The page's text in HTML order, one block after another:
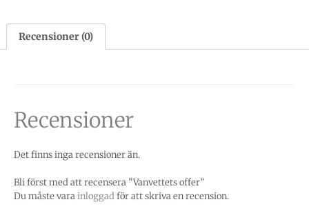
Recensioner (0)
Recensioner
Det finns inga recensioner än.
Bli först med att recensera ”Vanvettets offer”
Du måste varainloggadför att skriva en recension.